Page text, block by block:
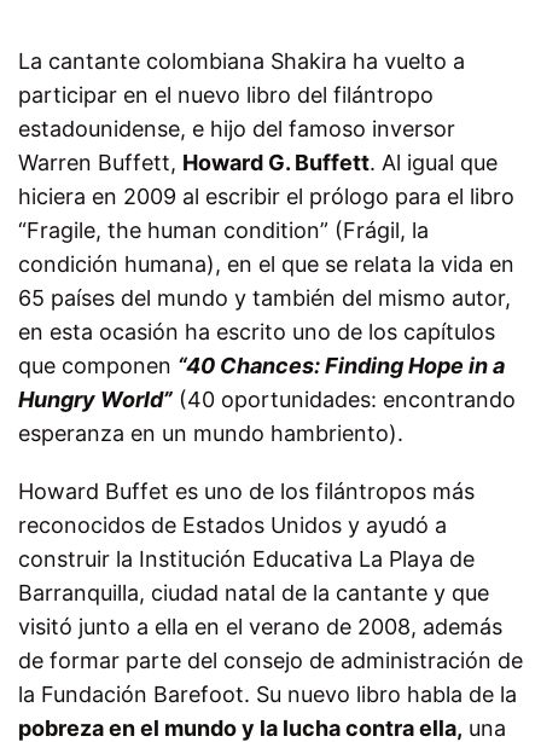
La cantante colombiana Shakira ha vuelto a
participar en el nuevo libro del filántropo
estadounidense, e hijo del famoso inversor
Warren Buffett, Howard G. Buffett. Al igual que
hiciera en 2009 al escribir el prólogo para el libro
“Fragile, the human condition” (Frágil, la
condición humana), en el que se relata la vida en
65 países del mundo y también del mismo autor,
en esta ocasión ha escrito uno de los capítulos
que componen “40 Chances: Finding Hope in a
Hungry World” (40 oportunidades: encontrando
esperanza en un mundo hambriento).
Howard Buffet es uno de los filántropos más
reconocidos de Estados Unidos y ayudó a
construir la Institución Educativa La Playa de
Barranquilla, ciudad natal de la cantante y que
visitó junto a ella en el verano de 2008, además
de formar parte del consejo de administración de
la Fundación Barefoot. Su nuevo libro habla de la
pobreza en el mundo y la lucha contra ella, una